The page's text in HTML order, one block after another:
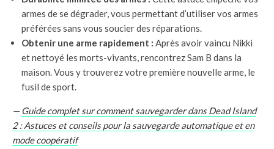
armes de se dégrader, vous permettant d’utiliser vos armes
préférées sans vous soucier des réparations.
Obtenir une arme rapidement : Après avoir vaincu Nikki
et nettoyé les morts-vivants, rencontrez Sam B dans la
maison. Vous y trouverez votre première nouvelle arme, le
fusil de sport.
—Guide complet sur comment sauvegarder dans Dead Island
2 : Astuces et conseils pour la sauvegarde automatique et en
mode coopératif